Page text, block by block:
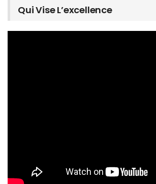
Qui Vise L’excellence